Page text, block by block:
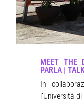
MEET THE
PARLA |
In
l’Università